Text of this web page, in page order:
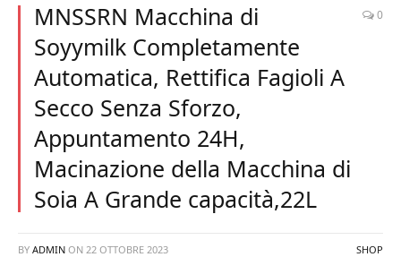
MNSSRN Macchina di
Soyymilk Completamente
Automatica, Rettifica Fagioli A
Secco Senza Sforzo,
Appuntamento 24H,
Macinazione della Macchina di
Soia A Grande capacità,22L
0
BY ADMIN ON 22 OTTOBRE 2023 SHOP